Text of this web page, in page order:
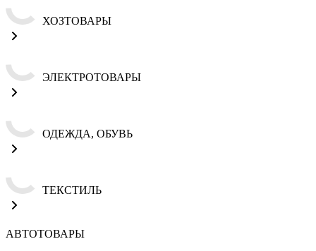
ХОЗТОВАРЫ
ЭЛЕКТРОТОВАРЫ
ОДЕЖДА, ОБУВЬ
ТЕКСТИЛЬ
АВТОТОВАРЫ